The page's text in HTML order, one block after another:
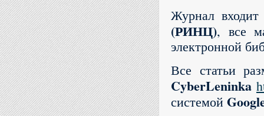
Журнал
(РИНЦ), все
электронной
Все статьи
CyberLeninka
системой